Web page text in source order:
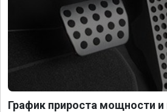
График прироста мощности и